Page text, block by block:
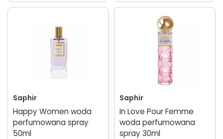
Saphir
Happy Women woda
perfumowana spray
50ml
Saphir
In Love Pour Femme
woda perfumowana
spray 30ml